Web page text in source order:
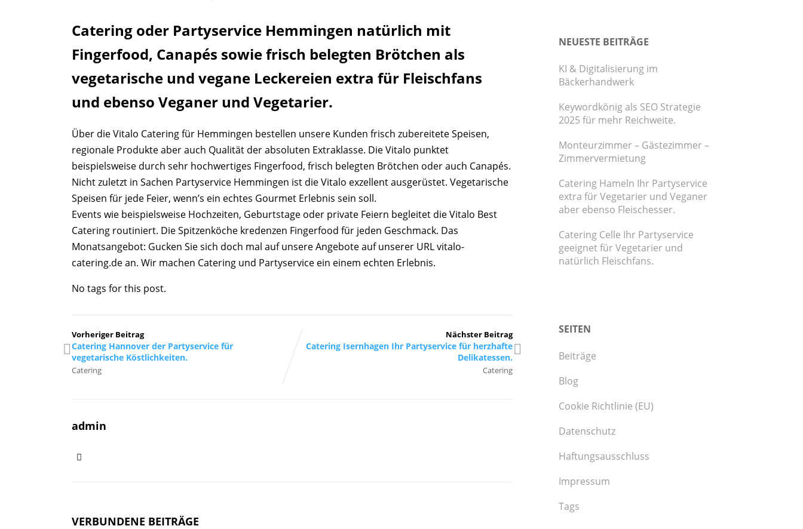
Catering oder Partyservice Hemmingen natürlich mit
Fingerfood, Canapés sowie frisch belegten Brötchen als
vegetarische und vegane Leckereien extra für Fleischfans
und ebenso Veganer und Vegetarier.
Über die Vitalo Catering für Hemmingen bestellen unsere Kunden frisch zubereitete Speisen,
regionale Produkte aber auch Qualität der absoluten Extraklasse. Die Vitalo punktet
beispielsweise durch sehr hochwertiges Fingerfood, frisch belegten Brötchen oder auch Canapés.
Nicht zuletzt in Sachen Partyservice Hemmingen ist die Vitalo exzellent ausgerüstet. Vegetarische
Speisen für jede Feier, wenn’s ein echtes Gourmet Erlebnis sein soll.
Events wie beispielsweise Hochzeiten, Geburtstage oder private Feiern begleitet die Vitalo Best
Catering routiniert. Die Spitzenköche kredenzen Fingerfood für jeden Geschmack. Das
Monatsangebot: Gucken Sie sich doch mal auf unsere Angebote auf unserer URL vitalo-
catering.de an. Wir machen Catering und Partyservice ein einem echten Erlebnis.
No tags for this post.
Vorheriger Beitrag
Catering Hannover der Partyservice für
vegetarische Köstlichkeiten.
Catering
Nächster Beitrag
Catering Isernhagen Ihr Partyservice für herzhafte
Delikatessen.
Catering
admin
VERBUNDENE BEITRÄGE
NEUESTE BEITRÄGE
KI & Digitalisierung im
Bäckerhandwerk
Keywordkönig als SEO Strategie
2025 für mehr Reichweite.
Monteurzimmer – Gästezimmer –
Zimmervermietung
Catering Hameln Ihr Partyservice
extra für Vegetarier und Veganer
aber ebenso Fleischesser.
Catering Celle Ihr Partyservice
geeignet für Vegetarier und
natürlich Fleischfans.
SEITEN
Beiträge
Blog
Cookie Richtlinie (EU)
Datenschutz
Haftungsausschluss
Impressum
Tags